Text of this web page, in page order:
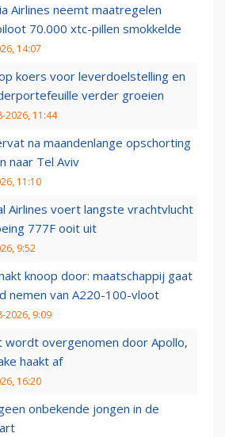
Airlines neemt maatregelen
70.000 xtc-pillen smokkelde
14:07
koers voor leverdoelstelling en
verder groeien
2026, 11:44
na maandenlange opschorting
naar Tel Aviv
11:10
Airlines voert langste vrachtvlucht
777F ooit uit
9:52
knoop door: maatschappij gaat
nemen van A220-100-vloot
2026, 9:09
wordt overgenomen door Apollo,
haakt af
16:20
onbekende jongen in de